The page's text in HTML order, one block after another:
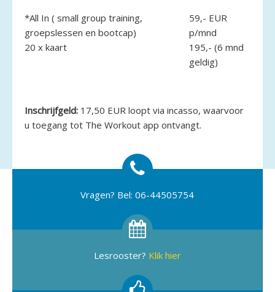
*All In ( small group training,
groepslessen en bootcap)
59,- EUR
p/mnd
20 x kaart
195,- (6 mnd
geldig)
Inschrijfgeld: 17,50 EUR loopt via incasso, waarvoor
u toegang tot The Workout app ontvangt.
Vragen? Bel: 06-44505754
Lesrooster? Klik hier